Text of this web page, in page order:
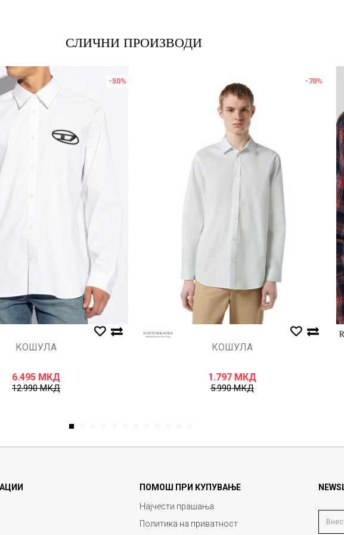
СЛИЧНИ ПРОИЗВОДИ
-50%
КОШУЛА
6.495 МКД
12.990МКД
-70%
КОШУЛА
1.797 МКД
5.990МКД
1
ПОМОШ ПРИ КУПУВАЊЕ
Најчести прашања
Политика на приватност